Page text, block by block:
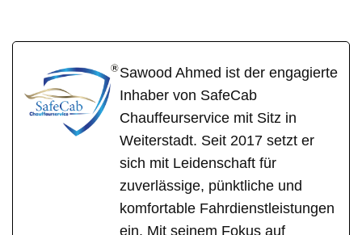
Sawood Ahmed ist der engagierte
Inhaber von SafeCab
Chauffeurservice mit Sitz in
Weiterstadt. Seit 2017 setzt er
sich mit Leidenschaft für
zuverlässige, pünktliche und
komfortable Fahrdienstleistungen
ein. Mit seinem Fokus auf